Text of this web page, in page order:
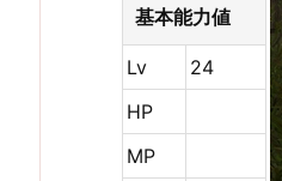
基本能力値
Lv
24
HP
MP